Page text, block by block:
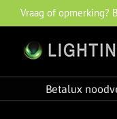
Vraag of opmerking?
Betalux